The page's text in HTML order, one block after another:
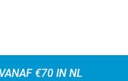
€70 IN NL